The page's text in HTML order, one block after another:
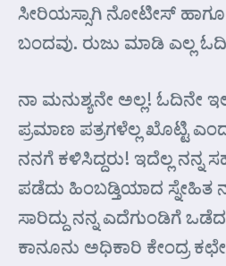
ಸೀರಿಯಸ್ಸಾಗಿ ನೋಟೀಸ್ ಹಾಗೂ
ಬಂದವು. ರುಜು ಮಾಡಿ ಎಲ್ಲ
ನಾ ಮನುಶ್ಯನೇ ಅಲ್ಲ! ಓದಿನೇ
ಪ್ರಮಾಣ ಪತ್ರಗಳೆಲ್ಲ ಖೊಟ್ಟಿ
ನನಗೆ ಕಳಿಸಿದ್ದರು! ಇದೆಲ್ಲ ನನ್ನ
ಪಡೆದು ಹಿಂಬಡ್ತಿಯಾದ ಸ್ನೇಹಿತ
ಸಾರಿದ್ದು ನನ್ನ ಎದೆಗುಂಡಿಗೆ
ಕಾನೂನು ಅಧಿಕಾರಿ ಕೇಂದ್ರ